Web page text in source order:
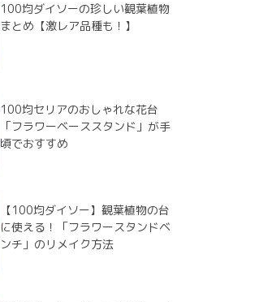
100均ダイソーの珍しい観葉植物
まとめ【激レア品種も！】
100均セリアのおしゃれな花台
「フラワーベーススタンド」が手
頃でおすすめ
【100均ダイソー】観葉植物の台
に使える！「フラワースタンドベ
ンチ」のリメイク方法